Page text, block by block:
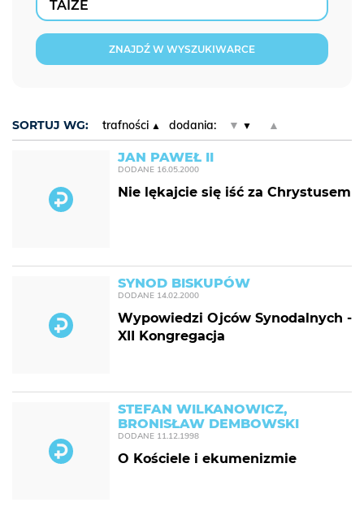
ZNAJDŹ W WYSZUKIWARCE
SORTUJ WG: trafności dodania: ▼ ▲
JAN PAWEŁ II
DODANE 16.05.2000
Nie lękajcie się iść za Chrystusem
SYNOD BISKUPÓW
DODANE 14.02.2000
Wypowiedzi Ojców Synodalnych -
XII Kongregacja
STEFAN WILKANOWICZ,
BRONISŁAW DEMBOWSKI
DODANE 11.12.1998
O Kościele i ekumenizmie